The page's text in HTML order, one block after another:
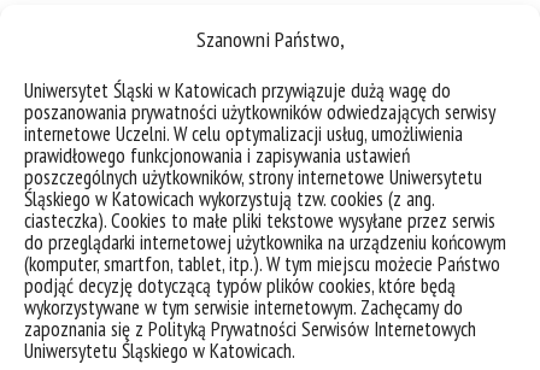
Szanowni Państwo,
Uniwersytet Śląski w Katowicach przywiązuje dużą wagę do
poszanowania prywatności użytkowników odwiedzających serwisy
internetowe Uczelni. W celu optymalizacji usług, umożliwienia
prawidłowego funkcjonowania i zapisywania ustawień
poszczególnych użytkowników, strony internetowe Uniwersytetu
Śląskiego w Katowicach wykorzystują tzw. cookies (z ang.
ciasteczka). Cookies to małe pliki tekstowe wysyłane przez serwis
do przeglądarki internetowej użytkownika na urządzeniu końcowym
(komputer, smartfon, tablet, itp.). W tym miejscu możecie Państwo
podjąć decyzję dotyczącą typów plików cookies, które będą
wykorzystywane w tym serwisie internetowym. Zachęcamy do
zapoznania się z Polityką Prywatności Serwisów Internetowych
Uniwersytetu Śląskiego w Katowicach.
szukaj
Nie znaleziono postów